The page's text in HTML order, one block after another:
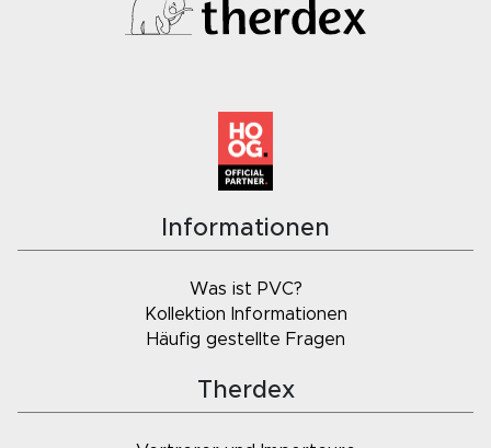
Informationen
Was ist PVC?
Kollektion Informationen
Häufig gestellte Fragen
Therdex